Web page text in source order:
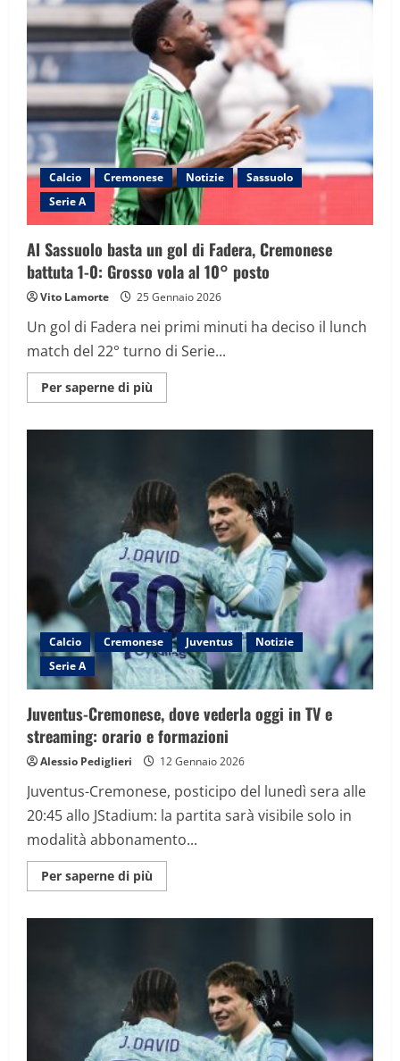
un
petardo
contro
Audero
rimasto
a
terra
stordito:
cos’è
successo
a
Cremona
Calcio Cremonese Notizie
Sassuolo
Serie A
Al Sassuolo basta un gol di Fadera, Cremonese
battuta 1-0: Grosso vola al 10° posto
Vito Lamorte 25 Gennaio 2026
Un gol di Fadera nei primi minuti ha deciso il lunch
match del 22° turno di Serie...
Per saperne di più
informazioni
di
Fadera,
Cremonese
battuta
1-
0:
Grosso
vola
al
10°
posto
Calcio Cremonese Juventus
Notizie
Serie A
Juventus-Cremonese, dove vederla oggi in TV e
streaming: orario e formazioni
Alessio Pediglieri 12 Gennaio 2026
Juventus-Cremonese, posticipo del lunedì sera alle
20:45 allo JStadium: la partita sarà visibile solo in
modalità abbonamento...
Per saperne di più
informazioni
in
TV
streaming:
orario
e
formazioni